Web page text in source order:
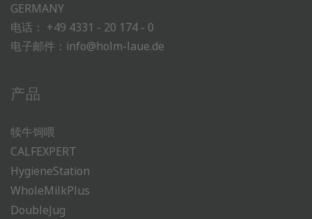
GERMANY
电话： +49 4331 - 20 174 - 0
电子邮件： info@holm-laue.de
产品
犊牛饲喂
CALFEXPERT
HygieneStation
WholeMilkPlus
DoubleJug